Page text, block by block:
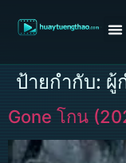
ป้ายกำกับ: ผู้
Gone โกน